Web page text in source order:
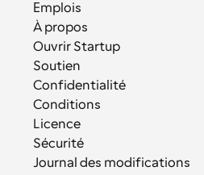
Emplois
À propos
Ouvrir Startup
Soutien
Confidentialité
Conditions
Licence
Sécurité
Journal des modifications